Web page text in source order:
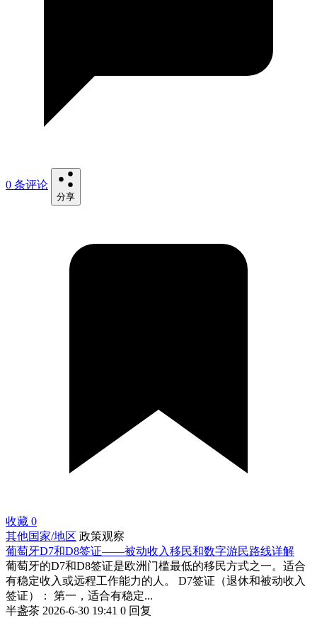
0 条评论
分享
收藏 0
其他国家/地区 政策观察
葡萄牙D7和D8签证——被动收入移民和数字游民路线详解
葡萄牙的D7和D8签证是欧洲门槛最低的移民方式之一。适合
有稳定收入或远程工作能力的人。 D7签证（退休和被动收入
签证）： 第一，适合有稳定...
半盏茶 2026-6-30 19:41 0 回复